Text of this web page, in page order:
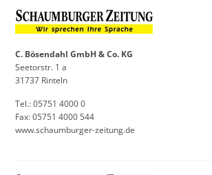
C. Bösendahl GmbH & Co. KG
Seetorstr. 1 a
31737 Rinteln
Tel.: 05751 4000 0
Fax: 05751 4000 544
www.schaumburger-zeitung.de